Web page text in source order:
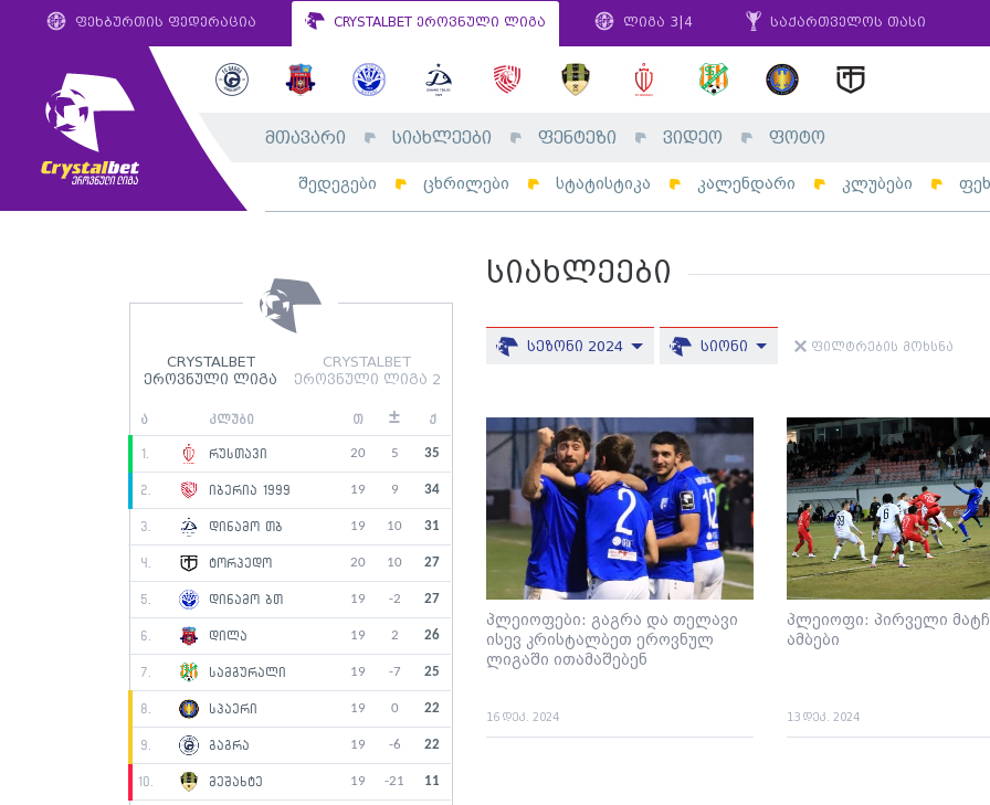
ფეხბურთის ფედერაცია CRYSTALBET ეროვნული ლიგა ლიგა 3|4 საქართველოს თასი
მთავარი სიახლეები ფენტეზი ვიდეო ფოტო
შედეგები ცხრილები სტატისტიკა კალენდარი კლუბები
CRYSTALBET
ეროვნული ლიგა
CRYSTALBET
ეროვნული ლიგა 2
ა კლუბი თ ± ქ
1. რუსთავი 20 5 35
2. იბერია 1999 19 9 34
3. დინამო თბ 19 10 31
4. ტორპედო 20 10 27
5. დინამო ბთ 19 -2 27
6. დილა 19 2 26
7. სამგურალი 19 -7 25
8. სპაერი 19 0 22
9. გაგრა 19 -6 22
10. მეშახტე 19 -21 11
სიახლეები
სეზონი 2024 სიონი ფილტრების მოხსნა
პლეიოფები: გაგრა და თელავი
ისევ კრისტალბეთ ეროვნულ
ლიგაში ითამაშებენ
16 დეკ. 2024
პლეიოფი: პირველი
ამბები
13 დეკ. 2024